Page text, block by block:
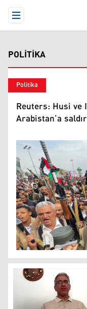
Open Menu
POLITIKA
Politika
Reuters: Husi
Arabistan’a